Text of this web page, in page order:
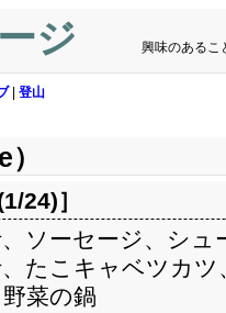
ジ 興味のあるこ
| 登山
24)］
ソーセージ、シュ
たこキャベツカツ
菜の鍋